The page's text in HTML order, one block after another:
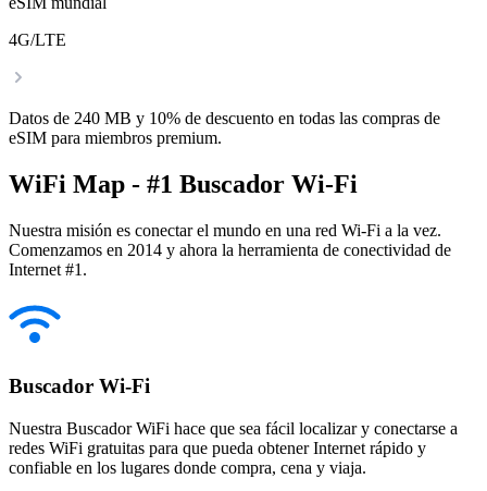
4G/LTE
Datos de 240 MB y 10% de descuento en todas las compras de
eSIM para miembros premium.
WiFi Map - #1 Buscador Wi-Fi
Nuestra misión es conectar el mundo en una red Wi-Fi a la vez.
Comenzamos en 2014 y ahora la herramienta de conectividad de
Internet #1.
Buscador Wi-Fi
Nuestra Buscador WiFi hace que sea fácil localizar y conectarse a
redes WiFi gratuitas para que pueda obtener Internet rápido y
confiable en los lugares donde compra, cena y viaja.